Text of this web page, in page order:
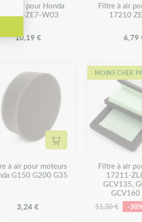
à air pour Honda
211-ZE7-W03
10,19 €
Filtre à air
17210
6,79
Ajouter au panier
à air pour moteurs
G150 G200 G35
3,24 €
MOINS CHER
Filtre à air
17211-
GCV135,
GCV160
11,30 € -